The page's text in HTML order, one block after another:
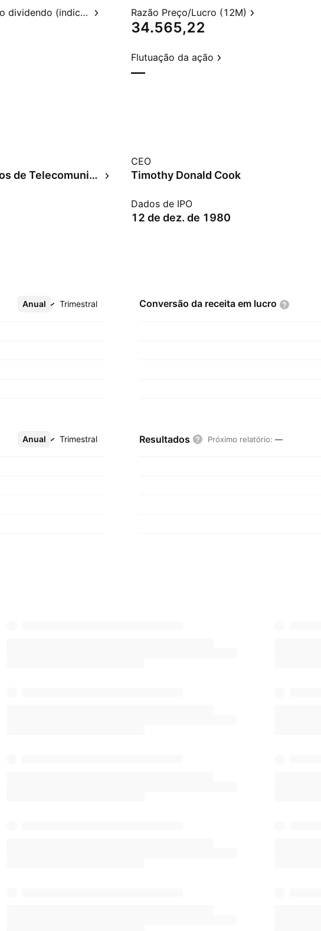
Rendimento do dividendo (indicado) Razão Preço/Lucro (12M)
34.565,22
Flutuação da ação
—
Equipamentos de Telecomunicações
CEO
Timothy Donald Cook
Dados de IPO
12 de dez. de 1980
Anual Trimestral
Mais Conversão da receita em lucro
Anual Trimestral
Mais Resultados Próximo relatório: —